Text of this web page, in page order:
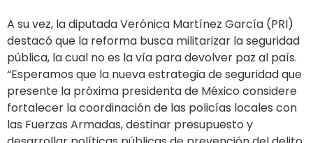
A su vez, la diputada Verónica Martínez García (PRI)
destacó que la reforma busca militarizar la seguridad
pública, la cual no es la vía para devolver paz al país.
“Esperamos que la nueva estrategia de seguridad que
presente la próxima presidenta de México considere
fortalecer la coordinación de las policías locales con
las Fuerzas Armadas, destinar presupuesto y